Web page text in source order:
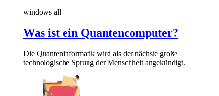
windows all
Was ist ein Quantencomputer?
Die Quanteninformatik wird als der nächste große
technologische Sprung der Menschheit angekündigt.